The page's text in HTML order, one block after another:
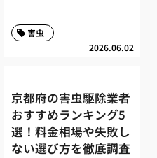
2026.06.02
害虫
京都府の害虫駆除業者
おすすめランキング5
選！料金相場や失敗し
ない選び方を徹底調査